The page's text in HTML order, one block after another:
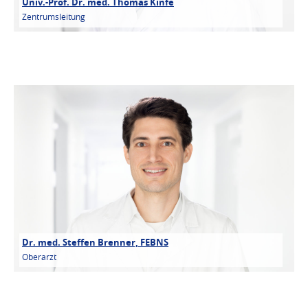
Zentrumsleitung
Dr. med. Steffen Brenner, FEBNS
Oberarzt